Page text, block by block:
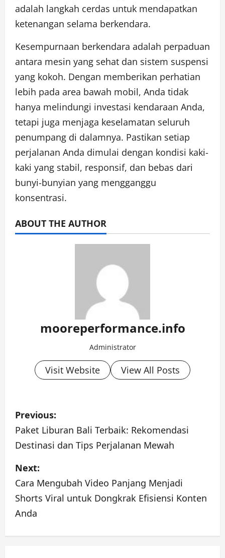
adalah langkah cerdas untuk mendapatkan
ketenangan selama berkendara.
Kesempurnaan berkendara adalah perpaduan
antara mesin yang sehat dan sistem suspensi
yang kokoh. Dengan memberikan perhatian
lebih pada area bawah mobil, Anda tidak
hanya melindungi investasi kendaraan Anda,
tetapi juga menjaga keselamatan seluruh
penumpang di dalamnya. Pastikan setiap
perjalanan Anda dimulai dengan kondisi kaki-
kaki yang stabil, responsif, dan bebas dari
bunyi-bunyian yang mengganggu
konsentrasi.
ABOUT THE AUTHOR
mooreperformance.info
Administrator
Visit Website View All Posts
P
o
s
t
n
a
v
Previous:
Paket Liburan Bali Terbaik: Rekomendasi
Destinasi dan Tips Perjalanan Mewah
Next:
Cara Mengubah Video Panjang Menjadi
Shorts Viral untuk Dongkrak Efisiensi Konten
Anda